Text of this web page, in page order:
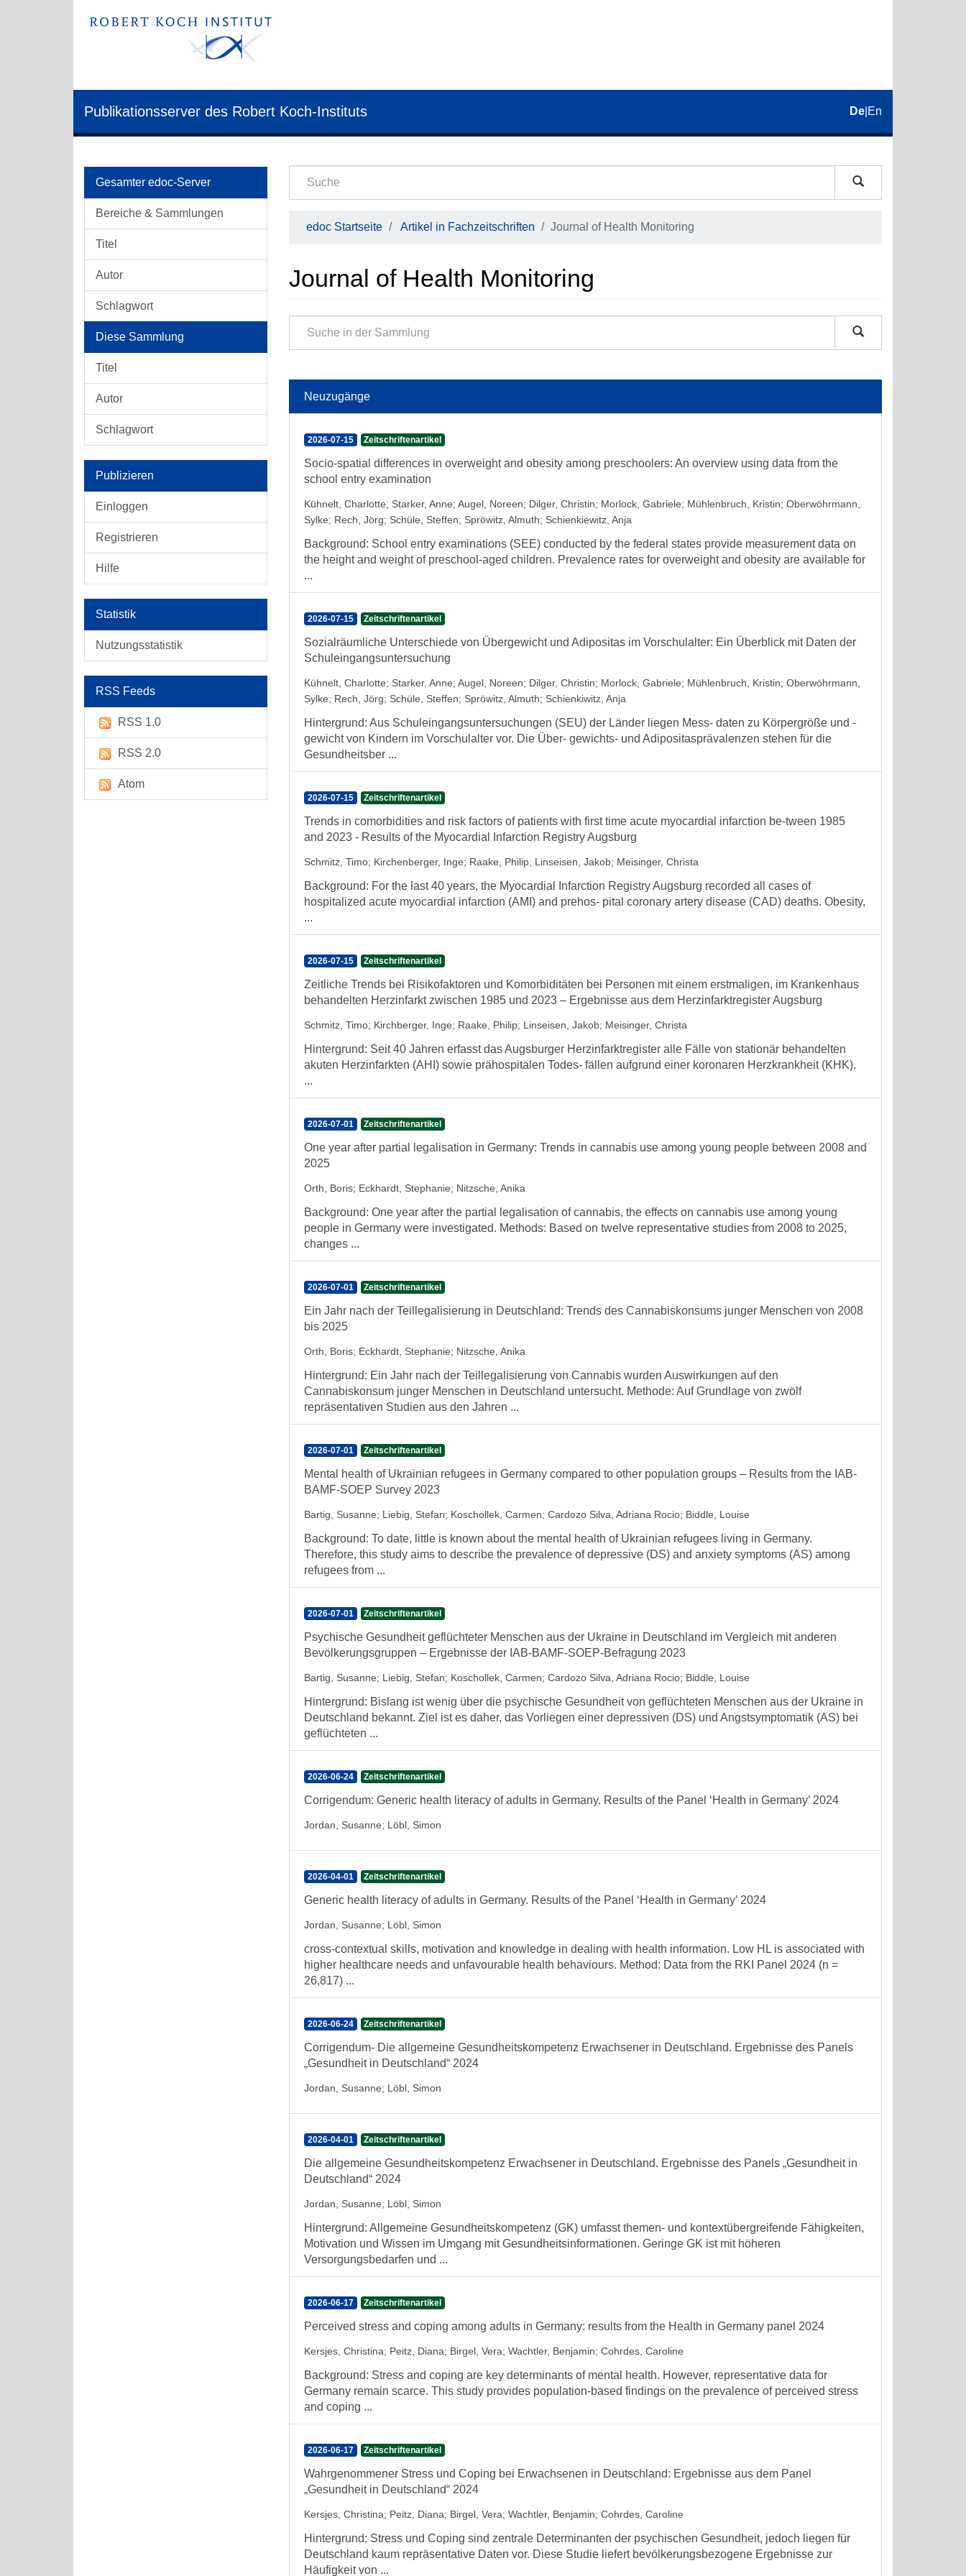
Publikationsserver des Robert Koch-Instituts De En
Gesamter edoc-Server
Bereiche & Sammlungen
Titel
Autor
Schlagwort
Diese Sammlung
Titel
Autor
Schlagwort
Publizieren
Einloggen
Registrieren
Hilfe
Statistik
Nutzungsstatistik
RSS Feeds
RSS 1.0
RSS 2.0
Atom
edoc Startseite Artikel in Fachzeitschriften Journal of Health Monitoring
Journal of Health Monitoring
Neuzugänge
2026-07-15 Zeitschriftenartikel
Socio-spatial differences in overweight and obesity among preschoolers: An overview using data from the
school entry examination
Kühnelt, Charlotte; Starker, Anne; Augel, Noreen; Dilger, Christin; Morlock, Gabriele; Mühlenbruch, Kristin; Oberwöhrmann,
Sylke; Rech, Jörg; Schüle, Steffen; Spröwitz, Almuth; Schienkiewitz, Anja
Background: School entry examinations (SEE) conducted by the federal states provide measurement data on
the height and weight of preschool-aged children. Prevalence rates for overweight and obesity are available for
...
2026-07-15 Zeitschriftenartikel
Sozialräumliche Unterschiede von Übergewicht und Adipositas im Vorschulalter: Ein Überblick mit Daten der
Schuleingangsuntersuchung
Kühnelt, Charlotte; Starker, Anne; Augel, Noreen; Dilger, Christin; Morlock, Gabriele; Mühlenbruch, Kristin; Oberwöhrmann,
Sylke; Rech, Jörg; Schüle, Steffen; Spröwitz, Almuth; Schienkiwitz, Anja
Hintergrund: Aus Schuleingangsuntersuchungen (SEU) der Länder liegen Mess- daten zu Körpergröße und -
gewicht von Kindern im Vorschulalter vor. Die Über- gewichts- und Adipositasprävalenzen stehen für die
Gesundheitsber ...
2026-07-15 Zeitschriftenartikel
Trends in comorbidities and risk factors of patients with first time acute myocardial infarction be-tween 1985
and 2023 - Results of the Myocardial Infarction Registry Augsburg
Schmitz, Timo; Kirchenberger, Inge; Raake, Philip; Linseisen, Jakob; Meisinger, Christa
Background: For the last 40 years, the Myocardial Infarction Registry Augsburg recorded all cases of
hospitalized acute myocardial infarction (AMI) and prehos- pital coronary artery disease (CAD) deaths. Obesity,
...
2026-07-15 Zeitschriftenartikel
Zeitliche Trends bei Risikofaktoren und Komorbiditäten bei Personen mit einem erstmaligen, im Krankenhaus
behandelten Herzinfarkt zwischen 1985 und 2023 – Ergebnisse aus dem Herzinfarktregister Augsburg
Schmitz, Timo; Kirchberger, Inge; Raake, Philip; Linseisen, Jakob; Meisinger, Christa
Hintergrund: Seit 40 Jahren erfasst das Augsburger Herzinfarktregister alle Fälle von stationär behandelten
akuten Herzinfarkten (AHI) sowie prähospitalen Todes- fällen aufgrund einer koronaren Herzkrankheit (KHK).
...
2026-07-01 Zeitschriftenartikel
One year after partial legalisation in Germany: Trends in cannabis use among young people between 2008 and
2025
Orth, Boris; Eckhardt, Stephanie; Nitzsche, Anika
Background: One year after the partial legalisation of cannabis, the effects on cannabis use among young
people in Germany were investigated. Methods: Based on twelve representative studies from 2008 to 2025,
changes ...
2026-07-01 Zeitschriftenartikel
Ein Jahr nach der Teillegalisierung in Deutschland: Trends des Cannabiskonsums junger Menschen von 2008
bis 2025
Orth, Boris; Eckhardt, Stephanie; Nitzsche, Anika
Hintergrund: Ein Jahr nach der Teillegalisierung von Cannabis wurden Auswirkungen auf den
Cannabiskonsum junger Menschen in Deutschland untersucht. Methode: Auf Grundlage von zwölf
repräsentativen Studien aus den Jahren ...
2026-07-01 Zeitschriftenartikel
Mental health of Ukrainian refugees in Germany compared to other population groups – Results from the IAB-
BAMF-SOEP Survey 2023
Bartig, Susanne; Liebig, Stefan; Koschollek, Carmen; Cardozo Silva, Adriana Rocio; Biddle, Louise
Background: To date, little is known about the mental health of Ukrainian refugees living in Germany.
Therefore, this study aims to describe the prevalence of depressive (DS) and anxiety symptoms (AS) among
refugees from ...
2026-07-01 Zeitschriftenartikel
Psychische Gesundheit geflüchteter Menschen aus der Ukraine in Deutschland im Vergleich mit anderen
Bevölkerungsgruppen – Ergebnisse der IAB-BAMF-SOEP-Befragung 2023
Bartig, Susanne; Liebig, Stefan; Koschollek, Carmen; Cardozo Silva, Adriana Rocio; Biddle, Louise
Hintergrund: Bislang ist wenig über die psychische Gesundheit von geflüchteten Menschen aus der Ukraine in
Deutschland bekannt. Ziel ist es daher, das Vorliegen einer depressiven (DS) und Angstsymptomatik (AS) bei
geflüchteten ...
2026-06-24 Zeitschriftenartikel
Corrigendum: Generic health literacy of adults in Germany. Results of the Panel ‘Health in Germany’ 2024
Jordan, Susanne; Löbl, Simon
2026-04-01 Zeitschriftenartikel
Generic health literacy of adults in Germany. Results of the Panel ‘Health in Germany’ 2024
Jordan, Susanne; Löbl, Simon
cross-contextual skills, motivation and knowledge in dealing with health information. Low HL is associated with
higher healthcare needs and unfavourable health behaviours. Method: Data from the RKI Panel 2024 (n =
26,817) ...
2026-06-24 Zeitschriftenartikel
Corrigendum- Die allgemeine Gesundheitskompetenz Erwachsener in Deutschland. Ergebnisse des Panels
„Gesundheit in Deutschland“ 2024
Jordan, Susanne; Löbl, Simon
2026-04-01 Zeitschriftenartikel
Die allgemeine Gesundheitskompetenz Erwachsener in Deutschland. Ergebnisse des Panels „Gesundheit in
Deutschland“ 2024
Jordan, Susanne; Löbl, Simon
Hintergrund: Allgemeine Gesundheitskompetenz (GK) umfasst themen- und kontextübergreifende Fähigkeiten,
Motivation und Wissen im Umgang mit Gesundheitsinformationen. Geringe GK ist mit höheren
Versorgungsbedarfen und ...
2026-06-17 Zeitschriftenartikel
Perceived stress and coping among adults in Germany: results from the Health in Germany panel 2024
Kersjes, Christina; Peitz, Diana; Birgel, Vera; Wachtler, Benjamin; Cohrdes, Caroline
Background: Stress and coping are key determinants of mental health. However, representative data for
Germany remain scarce. This study provides population-based findings on the prevalence of perceived stress
and coping ...
2026-06-17 Zeitschriftenartikel
Wahrgenommener Stress und Coping bei Erwachsenen in Deutschland: Ergebnisse aus dem Panel
„Gesundheit in Deutschland“ 2024
Kersjes, Christina; Peitz, Diana; Birgel, Vera; Wachtler, Benjamin; Cohrdes, Caroline
Hintergrund: Stress und Coping sind zentrale Determinanten der psychischen Gesundheit, jedoch liegen für
Deutschland kaum repräsentative Daten vor. Diese Studie liefert bevölkerungsbezogene Ergebnisse zur
Häufigkeit von ...